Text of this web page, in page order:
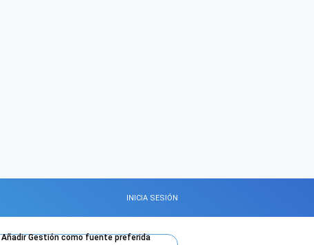
INICIA SESIÓN
AñadirGestióncomo fuente preferida